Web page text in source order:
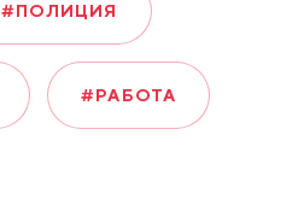
#ПОЛИЦИЯ
#РАБОТА